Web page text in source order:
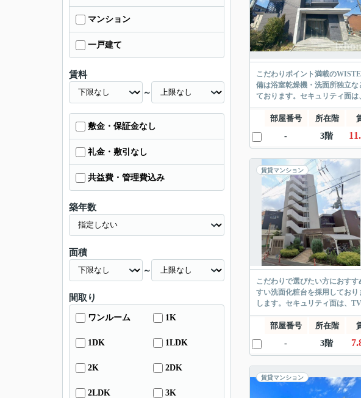
こだわりポイント満載の
備は浴室乾燥機・洗面所独立
ております。セキュリティ面
部屋番号 所在階
-
3階
賃貸マンション
こだわりで選びたい方におす
すい洗面化粧台を採用してお
します。セキュリティ面は、
部屋番号 所在階
-
3階
賃貸マンション
マンション
一戸建て
賃料
～
敷金・保証金なし
礼金・敷引なし
共益費・管理費込み
築年数
面積
～
間取り
ワンルーム 1K
1DK 1LDK
2K 2DK
2LDK 3K